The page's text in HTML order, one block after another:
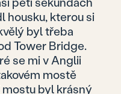
housku, kterou si
byl třeba
Tower Bridge.
se mi v Anglii
mostě
mostu byl krásný